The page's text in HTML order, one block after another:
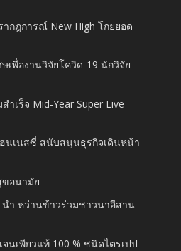
ากฎการณ์ New High โกยยอด
เพื่องานวิจัยโควิด-19 นักวิจัย
ำเร็จ Mid-Year Super Live
ฮนเนสซี่ สนับสนุนธุรกิจเดินหน้า
อนามัย
นำ หว่านข้าวร่วมชาวนาอีสาน
จนเพียวแท้ 100 % ชนิดไตรเปป